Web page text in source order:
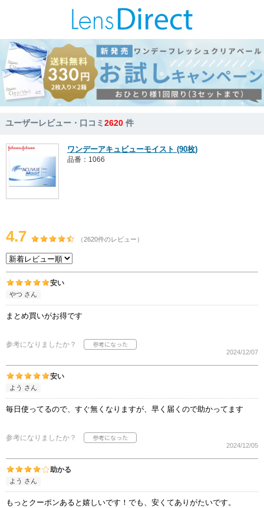
ユーザーレビュー・口コミ2620 件
ワンデーアキュビューモイスト (90枚)
品番：1066
4.7 （2620件のレビュー）
安い
やつ さん
まとめ買いがお得です
参考になりましたか？
2024/12/07
安い
よう さん
毎日使ってるので、すぐ無くなりますが、早く届くので助かってます
参考になりましたか？
2024/12/05
助かる
よう さん
もっとクーポンあると嬉しいです！でも、安くてありがたいです。